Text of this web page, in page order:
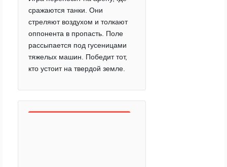
сражаются танки. Они
стреляют воздухом и толкают
оппонента в пропасть. Поле
рассыпается под гусеницами
тяжелых машин. Победит тот,
кто устоит на твердой земле.